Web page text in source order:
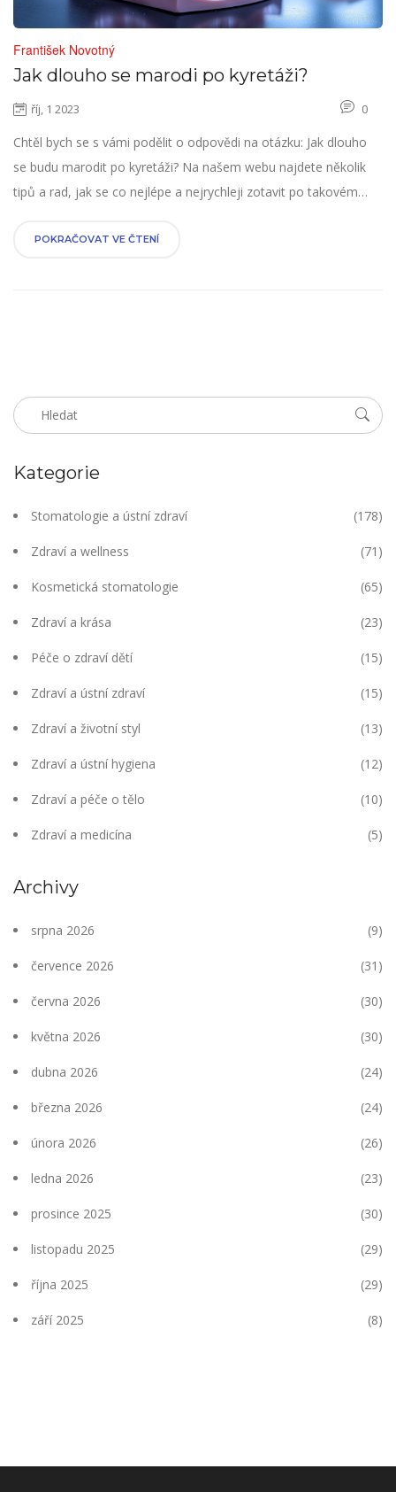
František Novotný
Jak dlouho se marodi po kyretáži?
říj, 1 2023 0
Chtěl bych se s vámi podělit o odpovědi na otázku: Jak dlouho
se budu marodit po kyretáži? Na našem webu najdete několik
tipů a rad, jak se co nejlépe a nejrychleji zotavit po takovém
další užitečné informace, abyste věděli, co můžete očekávat.
POKRAČOVAT VE ČTENÍ
Kategorie
Stomatologie a ústní zdraví (178)
Zdraví a wellness (71)
Kosmetická stomatologie (65)
Zdraví a krása (23)
Péče o zdraví dětí (15)
Zdraví a ústní zdraví (15)
Zdraví a životní styl (13)
Zdraví a ústní hygiena (12)
Zdraví a péče o tělo (10)
Zdraví a medicína (5)
Archivy
srpna 2026 (9)
července 2026 (31)
června 2026 (30)
května 2026 (30)
dubna 2026 (24)
března 2026 (24)
února 2026 (26)
ledna 2026 (23)
prosince 2025 (30)
listopadu 2025 (29)
října 2025 (29)
září 2025 (8)